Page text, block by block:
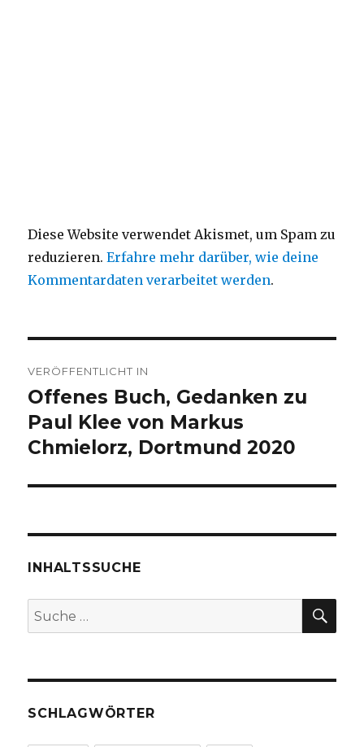
Diese Website verwendet Akismet, um Spam zu
reduzieren.Erfahre mehr darüber, wie deine
Kommentardaten verarbeitet werden.
VERÖFFENTLICHT IN
Offenes Buch, Gedanken zu
Paul Klee von Markus
Chmielorz, Dortmund 2020
INHALTSSUCHE
Suche
nach:
SCHLAGWÖRTER